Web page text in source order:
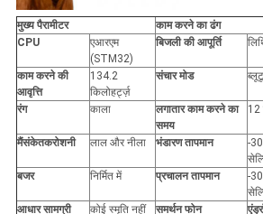
मुख्य पैरामीटर
काम करने का ढंग
CPU
एआरएम
(STM32)
बिजली की आपूर्ति
काम करने की
आवृत्ति
134.2
किलोहर्ट्ज़
संचार मोड
रंग काला
लगातार काम करने का
समय
12
मैंसंकेतकरोशनी लाल और नीला भंडारण तापमान
-
बजर
निर्मित में प्रचालन तापमान
-
आधार सामग्री
कोई स्मृति नहीं समर्थन फोन